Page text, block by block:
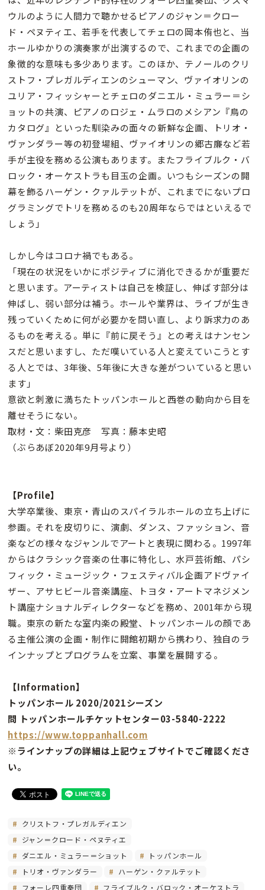
ウルのように人間力で聴かせるピアノのジャン＝クロー
ド・ペヌティエ、若手を代表してチェロの岡本侑也と、当
ホールゆかりの演奏家が出演するので、これまでの企画の
象徴的な意味も多少あります。このほか、テノールのクリ
ストフ・プレガルディエンのシューマン、ヴァイオリンの
ユリア・フィッシャーとチェロのダニエル・ミュラー＝シ
ョットの共演、ピアノのロジェ・ムラロのメシアン『鳥の
カタログ』といった馴染みの面々の新鮮な企画、トリオ・
ヴァンダラー等の初登場組、ヴァイオリンの郷古廉など若
手が主役を務める公演もあります。またフライブルク・バ
ロック・オーケストラも目玉の企画。いつもシーズンの開
幕を飾るハーゲン・クァルテットが、これまでにないプロ
グラミングでトリを務めるのも20周年ならではといえるで
しょう」
しかし今はコロナ禍でもある。
「現在の状況をいかにポジティブに消化できるかが重要だ
と思います。アーティストは自己を検証し、伸ばす部分は
伸ばし、弱い部分は補う。ホールや業界は、ライブが生き
残っていくために何が必要かを問い直し、より訴求力のあ
るものを考える。単に『前に戻そう』との考えはナンセン
スだと思いますし、ただ嘆いている人と変えていこうとす
る人とでは、3年後、5年後に大きな差がついていると思い
ます」
意欲と刺激に満ちたトッパンホールと西巻の動向から目を
離せそうにない。
取材・文：柴田克彦 写真：藤本史昭
（ぶらあぼ2020年9月号より）
【Profile】
大学卒業後、東京・青山のスパイラルホールの立ち上げに
参画。それを皮切りに、演劇、ダンス、ファッション、音
楽などの様々なジャンルでアートと表現に関わる。1997年
からはクラシック音楽の仕事に特化し、水戸芸術館、パシ
フィック・ミュージック・フェスティバル企画アドヴァイ
ザー、アサヒビール音楽講座、トヨタ・アートマネジメン
ト講座ナショナルディレクターなどを務め、2001年から現
職。東京の新たな室内楽の殿堂、トッパンホールの顔であ
る主催公演の企画・制作に開館初期から携わり、独自のラ
インナップとプログラムを立案、事業を展開する。
【Information】
トッパンホール 2020/2021シーズン
問 トッパンホールチケットセンター03-5840-2222
https://www.toppanhall.com
※ラインナップの詳細は上記ウェブサイトでご確認くださ
い。
クリストフ・プレガルディエン
ジャン＝クロード・ペヌティエ
ダニエル・ミュラー＝ショット
トッパンホール
トリオ・ヴァンダラー
ハーゲン・クァルテット
フォーレ四重奏団
フライブルク・バロック・オーケストラ